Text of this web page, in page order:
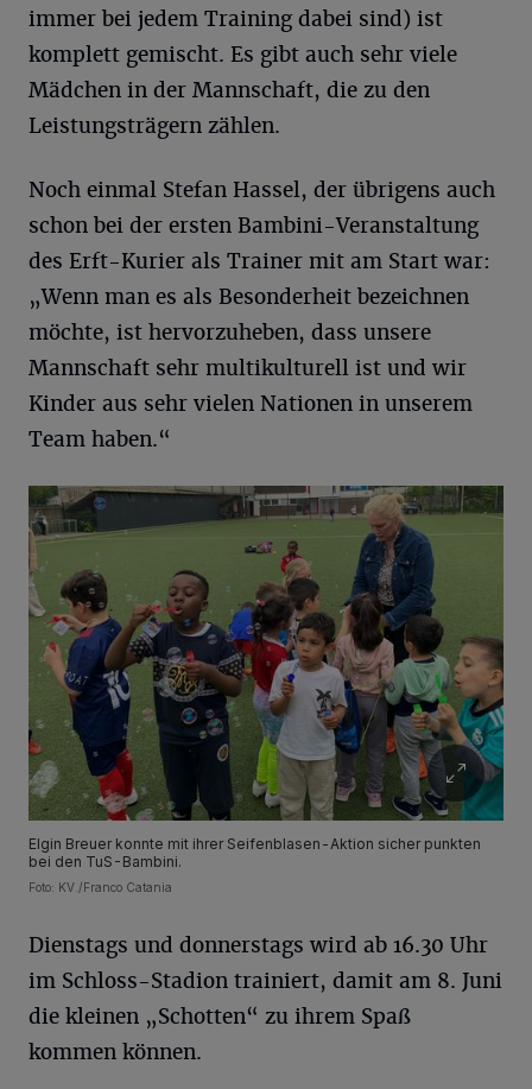
immer bei jedem Training dabei sind) ist
komplett gemischt. Es gibt auch sehr viele
Mädchen in der Mannschaft, die zu den
Leistungsträgern zählen.
Noch einmal Stefan Hassel, der übrigens auch
schon bei der ersten Bambini-Veranstaltung
des Erft-Kurier als Trainer mit am Start war:
„Wenn man es als Besonderheit bezeichnen
möchte, ist hervorzuheben, dass unsere
Mannschaft sehr multikulturell ist und wir
Kinder aus sehr vielen Nationen in unserem
Team haben.“
Elgin Breuer konnte mit ihrer Seifenblasen-Aktion sicher punkten
bei den TuS-Bambini.
Foto: KV./Franco Catania
Dienstags und donnerstags wird ab 16.30 Uhr
im Schloss-Stadion trainiert, damit am 8. Juni
die kleinen „Schotten“ zu ihrem Spaß
kommen können.